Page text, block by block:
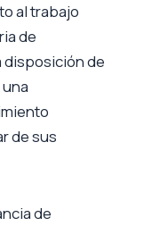
al trabajo
de
disposición de
de sus
de